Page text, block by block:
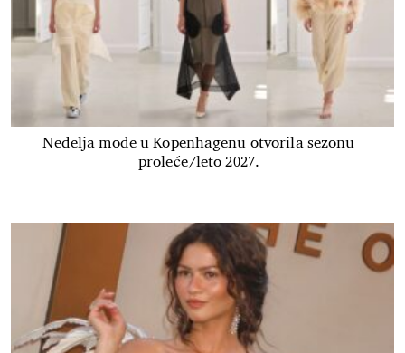
Nedelja mode u Kopenhagenu otvorila sezonu
proleće/leto 2027.